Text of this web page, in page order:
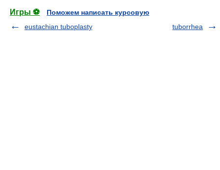
Игры ⚽
Поможем написать курсовую
eustachian tuboplasty
tuborrhea